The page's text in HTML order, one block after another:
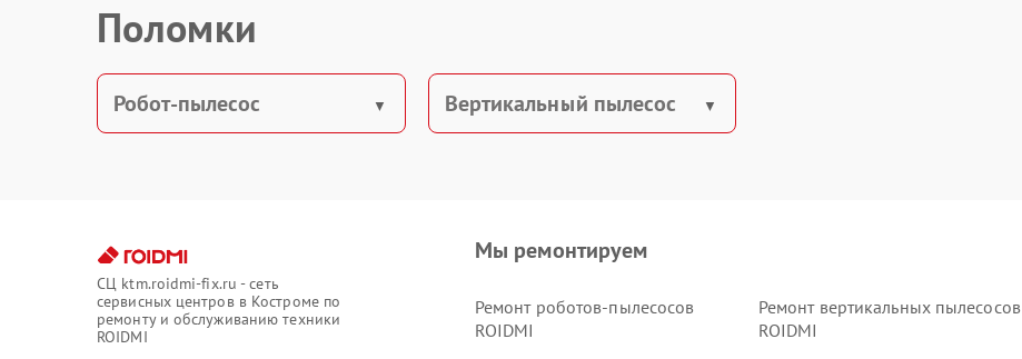
Поломки
Робот-пылесос Вертикальный пылесос
СЦ ktm.roidmi-fix.ru - сеть
сервисных центров в Костроме по
ремонту и обслуживанию техники
ROIDMI
Мы ремонтируем
Ремонт роботов-пылесосов
ROIDMI
Ремонт вертикальных пылесосов
ROIDMI